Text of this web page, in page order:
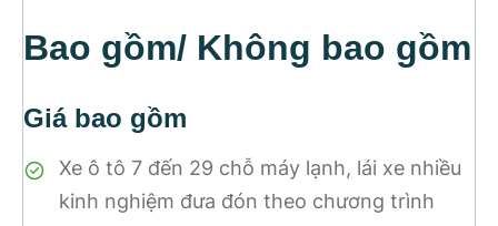
Bao gồm/ Không bao gồm
Giá bao gồm
Xe ô tô 7 đến 29 chỗ máy lạnh, lái xe nhiều
kinh nghiệm đưa đón theo chương trình